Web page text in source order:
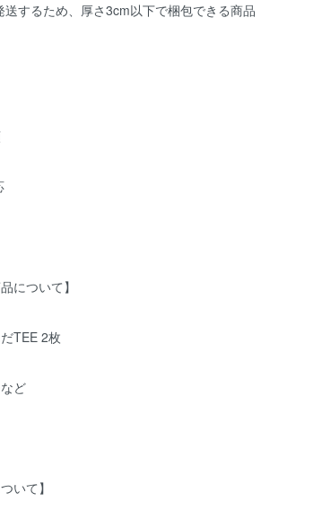
するため、厚さ3cm以下で梱包できる商品
について】
TEE 2枚
ど
いて】